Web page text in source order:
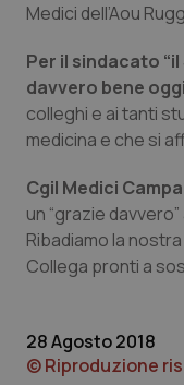
Liguria
Lombardia
Marche
Molise
Provincia
Diabete &
Disturbi
Dolore
Donna &
Epatiti
Infezioni &
Medici dell’Aou
Per il sindacato
davvero bene oggi
colleghi e ai tanti
medicina e che si
Cgil Medici
un “grazie
Ribadiamo la
Collega pronti a
28 Agosto 2018
© Riproduzione